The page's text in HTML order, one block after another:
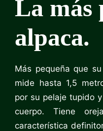
La más
alpaca.
Más pequeña que
mide hasta 1,5
por su pelaje tupido
cuerpo. Tiene
característica